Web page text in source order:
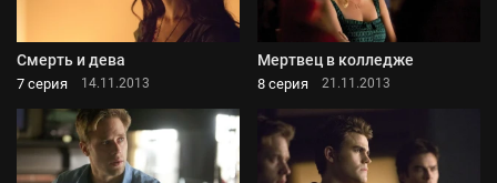
Смерть и дева
7 серия 14.11.2013
Мертвец в колледже
8 серия 21.11.2013